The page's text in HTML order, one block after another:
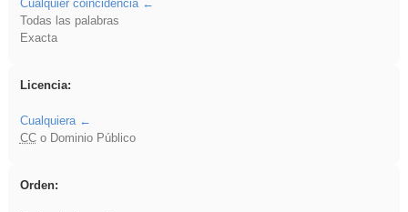
Cualquier coincidencia
Todas las palabras
Exacta
Licencia:
Cualquiera
CCo Dominio Público
Orden: